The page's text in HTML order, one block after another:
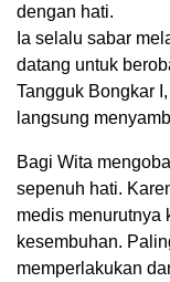
dengan hati.
Ia selalu sabar
datang untuk
Tangguk Bongkar
langsung
Bagi Wita
sepenuh hati.
medis menurutnya
kesembuhan.
memperlakukan